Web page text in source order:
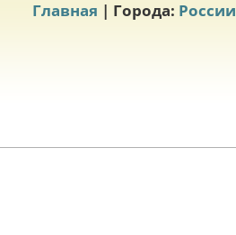
Главная | Города: России